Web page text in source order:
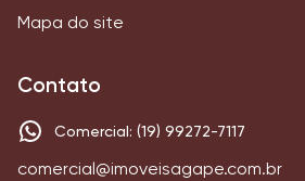
Mapa do site
Contato
Comercial: (19) 99272-7117
comercial@imoveisagape.com.br